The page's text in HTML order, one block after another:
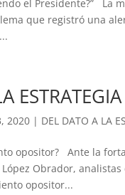
el Presidente?” La
que registró una
2020 | DEL DATO A LA
opositor? Ante la
Obrador,
opositor...